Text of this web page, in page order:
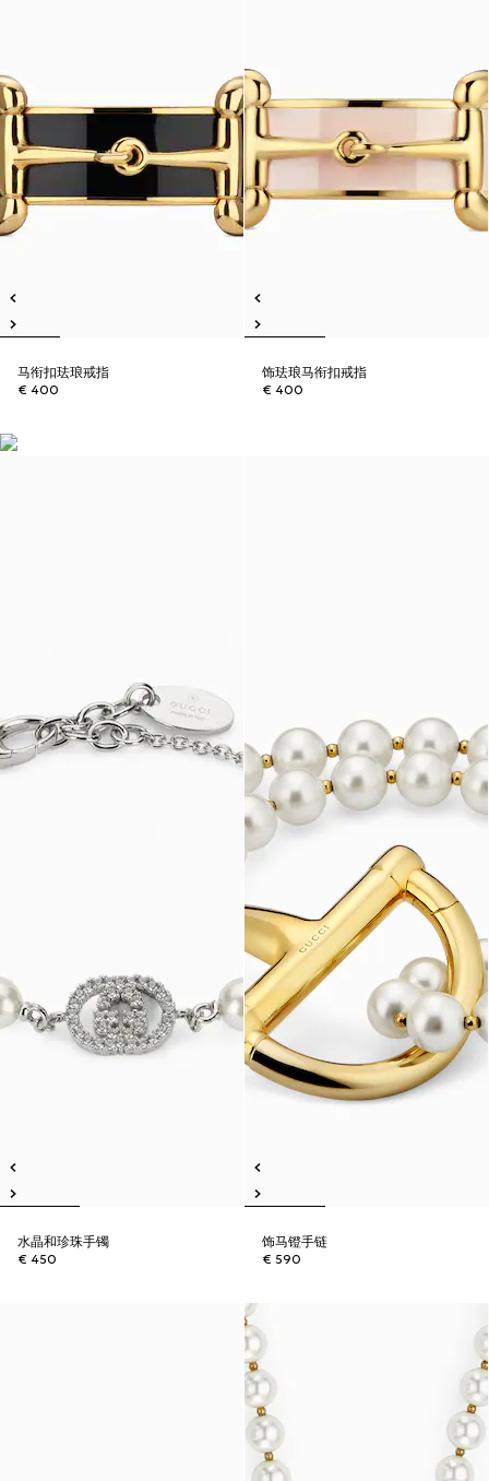
马衔扣珐琅戒指
€ 400
饰珐琅马衔扣戒指
€ 400
水晶和珍珠手镯
€ 450
饰马镫手链
€ 590